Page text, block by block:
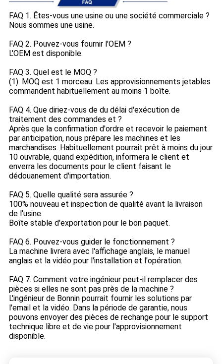
FAQ 1. Êtes-vous une usine ou une société commerciale ?
Nous sommes une usine.
FAQ 2. Pouvez-vous fournir l'OEM ?
L'OEM est disponible.
FAQ 3. Quel est le MOQ ?
(1). MOQ est 1 morceau. Les approvisionnements jetables
commandent habituellement au moins 1 boîte.
FAQ 4. Que diriez-vous de du délai d'exécution de
traitement des commandes et ?
Après que la confirmation d'ordre et recevoir le paiement
par anticipation, nous prépare les machines et les
marchandises. Habituellement pourrait prêt à moins du jour
10 ouvrable, quand expédition, informera le client et
enverra les documents pour le client faisant le
dédouanement d'importation.
FAQ 5. Quelle qualité sera assurée ?
100% nouveau et inspection de qualité avant la livraison
de l'usine.
Boîte stable d'exportation pour le bon paquet.
FAQ 6. Pouvez-vous guider le fonctionnement ?
La machine livrera avec l'affichage anglais, le manuel
anglais et la vidéo pour l'installation et l'opération.
FAQ 7. Comment votre ingénieur peut-il remplacer des
pièces si elles ne sont pas près de la machine ?
L'ingénieur de Bonnin pourrait fournir les solutions par
l'email et la vidéo. Dans la période de garantie, nous
pouvons envoyer des pièces de rechange pour le support
technique libre et de vie pour l'approvisionnement
disponible.